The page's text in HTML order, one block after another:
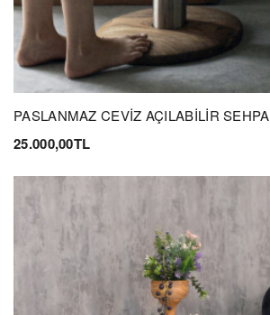
PASLANMAZ CEVİZ AÇILABİLİR SEHPA
25.000,00TL